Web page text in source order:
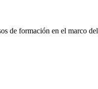
de formación en el marco